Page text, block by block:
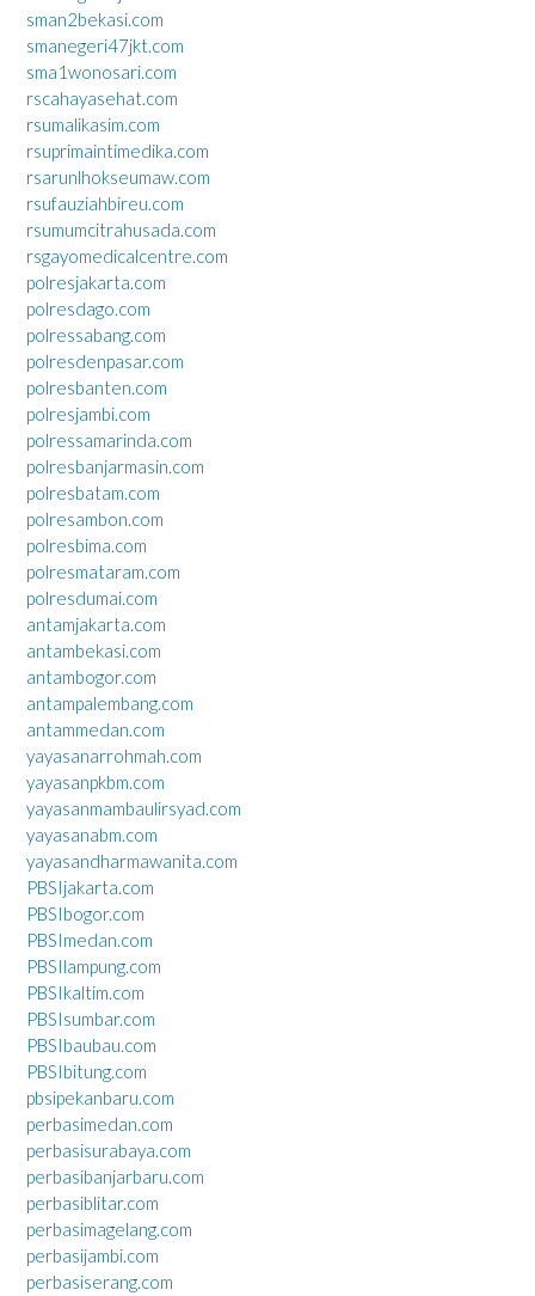
sman2bekasi.com
smanegeri47jkt.com
sma1wonosari.com
rscahayasehat.com
rsumalikasim.com
rsuprimaintimedika.com
rsarunlhokseumaw.com
rsufauziahbireu.com
rsumumcitrahusada.com
rsgayomedicalcentre.com
polresjakarta.com
polresdago.com
polressabang.com
polresdenpasar.com
polresbanten.com
polresjambi.com
polressamarinda.com
polresbanjarmasin.com
polresbatam.com
polresambon.com
polresbima.com
polresmataram.com
polresdumai.com
antamjakarta.com
antambekasi.com
antambogor.com
antampalembang.com
antammedan.com
yayasanarrohmah.com
yayasanpkbm.com
yayasanmambaulirsyad.com
yayasanabm.com
yayasandharmawanita.com
PBSIjakarta.com
PBSIbogor.com
PBSImedan.com
PBSIlampung.com
PBSIkaltim.com
PBSIsumbar.com
PBSIbaubau.com
PBSIbitung.com
pbsipekanbaru.com
perbasimedan.com
perbasisurabaya.com
perbasibanjarbaru.com
perbasiblitar.com
perbasimagelang.com
perbasijambi.com
perbasiserang.com